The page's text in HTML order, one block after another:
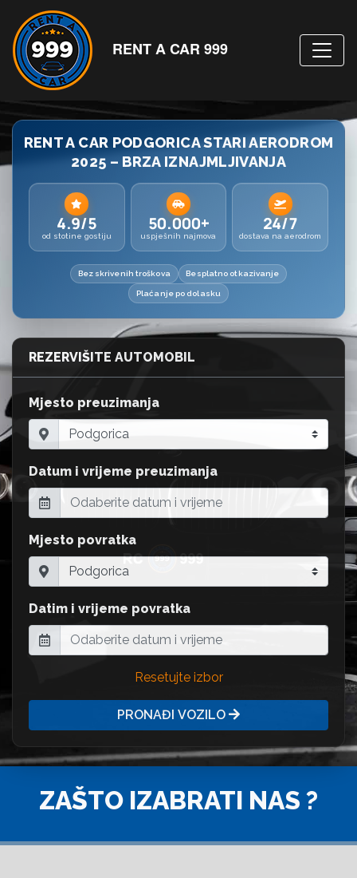
RENT A CAR 999
RENT A CAR PODGORICA STARI AERODROM
2025 – BRZA IZNAJMLJIVANJA
4.9/5
od stotine gostiju
50.000+
uspješnih najmova
24/7
dostava na aerodrom
Bez skrivenih troškova Besplatno otkazivanje
Plaćanje po dolasku
REZERVIŠITE AUTOMOBIL
Mjesto preuzimanja
Datum i vrijeme preuzimanja
Mjesto povratka
Datim i vrijeme povratka
Resetujte izbor
PRONAĐI VOZILO
ZAŠTO IZABRATI NAS ?